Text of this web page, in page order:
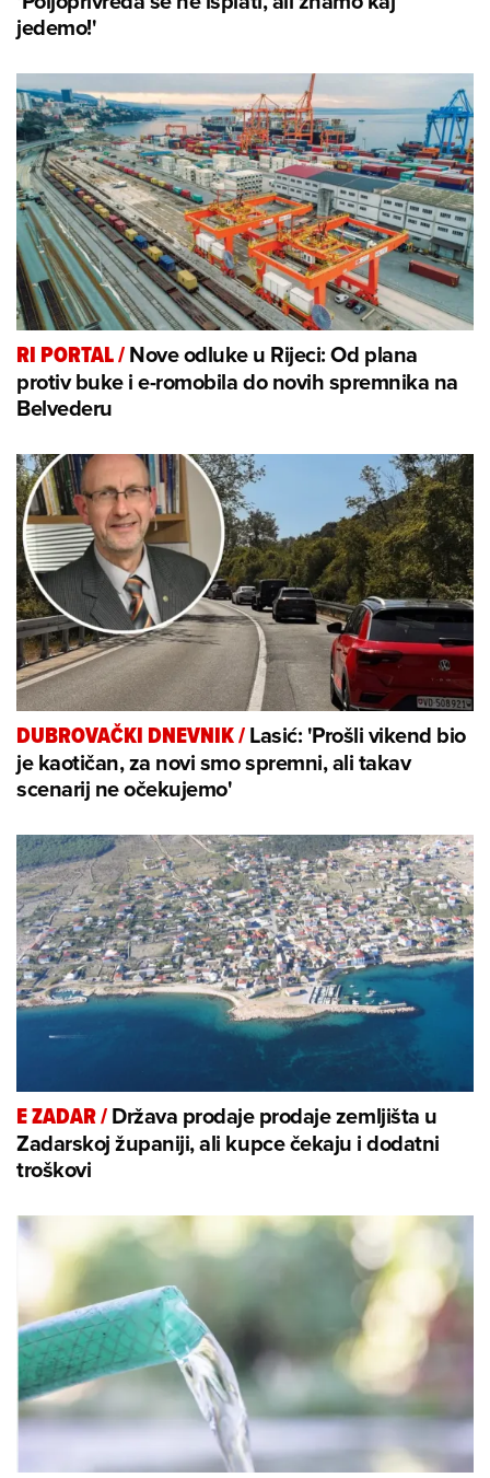
jedemo!'
RI PORTAL/Nove odluke u Rijeci: Od plana
protiv buke i e-romobila do novih spremnika na
Belvederu
DUBROVAČKI DNEVNIK/Lasić: 'Prošli vikend bio
je kaotičan, za novi smo spremni, ali takav
scenarij ne očekujemo'
E ZADAR/Država prodaje prodaje zemljišta u
Zadarskoj županiji, ali kupce čekaju i dodatni
troškovi